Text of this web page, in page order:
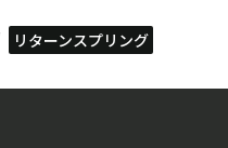
リターンスプリング